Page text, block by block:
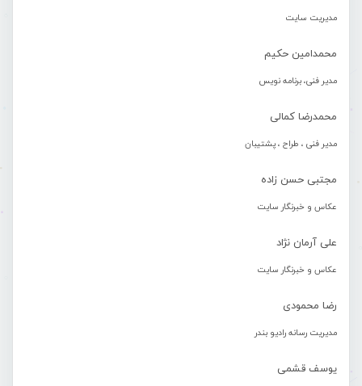
مدیریت سایت
محمدامین حکیم
مدیر فنی، برنامه نویس
محمدرضا کمالی
مدیر فنی ، طراح ، پشتیبان
مجتبی حسن زاده
عکاس و خبرنگار سایت
علی آرمان نژاد
عکاس و خبرنگار سایت
رضا محمودی
مدیریت رسانه رادیو بندر
یوسف قشمی